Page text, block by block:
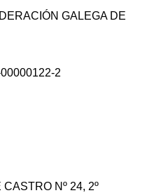
GALEGA DE
2
Nº 24, 2º